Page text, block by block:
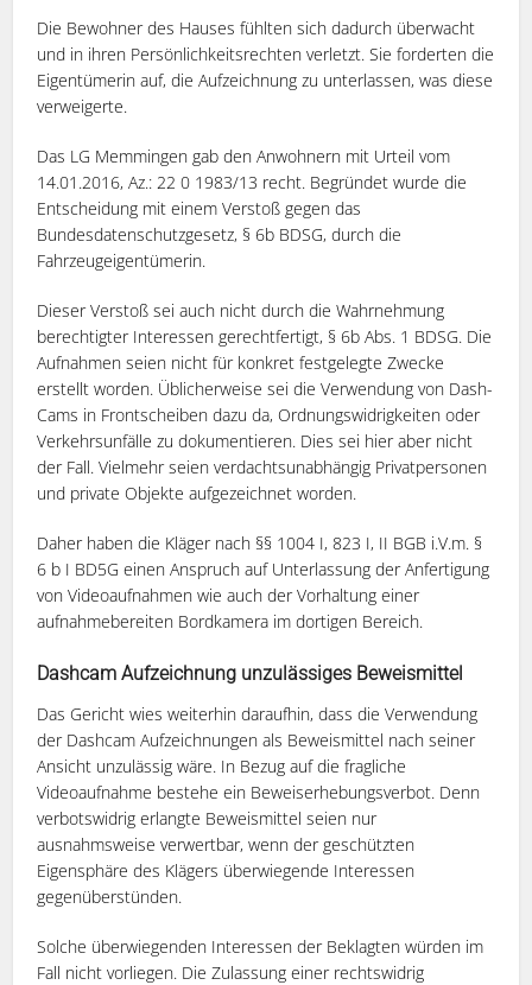
Die Bewohner des Hauses fühlten sich dadurch überwacht
und in ihren Persönlichkeitsrechten verletzt. Sie forderten die
Eigentümerin auf, die Aufzeichnung zu unterlassen, was diese
verweigerte.
Das LG Memmingen gab den Anwohnern mit Urteil vom
14.01.2016, Az.: 22 0 1983/13 recht. Begründet wurde die
Entscheidung mit einem Verstoß gegen das
Bundesdatenschutzgesetz, § 6b BDSG, durch die
Fahrzeugeigentümerin.
Dieser Verstoß sei auch nicht durch die Wahrnehmung
berechtigter Interessen gerechtfertigt, § 6b Abs. 1 BDSG. Die
Aufnahmen seien nicht für konkret festgelegte Zwecke
erstellt worden. Üblicherweise sei die Verwendung von Dash-
Cams in Frontscheiben dazu da, Ordnungswidrigkeiten oder
Verkehrsunfälle zu dokumentieren. Dies sei hier aber nicht
der Fall. Vielmehr seien verdachtsunabhängig Privatpersonen
und private Objekte aufgezeichnet worden.
Daher haben die Kläger nach §§ 1004 I, 823 I, II BGB i.V.m. §
6 b I BD5G einen Anspruch auf Unterlassung der Anfertigung
von Videoaufnahmen wie auch der Vorhaltung einer
aufnahmebereiten Bordkamera im dortigen Bereich.
Dashcam Aufzeichnung unzulässiges Beweismittel
Das Gericht wies weiterhin daraufhin, dass die Verwendung
der Dashcam Aufzeichnungen als Beweismittel nach seiner
Ansicht unzulässig wäre. In Bezug auf die fragliche
Videoaufnahme bestehe ein Beweiserhebungsverbot. Denn
verbotswidrig erlangte Beweismittel seien nur
ausnahmsweise verwertbar, wenn der geschützten
Eigensphäre des Klägers überwiegende Interessen
gegenüberstünden.
Solche überwiegenden Interessen der Beklagten würden im
Fall nicht vorliegen. Die Zulassung einer rechtswidrig